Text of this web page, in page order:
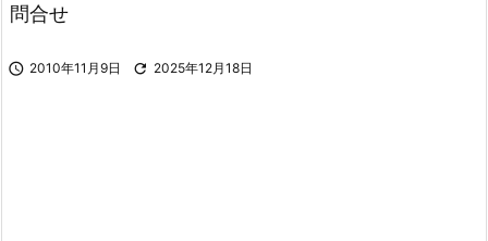
問合せ
 2010年11月9日  2025年12月18日